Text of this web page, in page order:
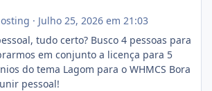
· Julho 25, 2026 em 21:03
tudo certo? Busco 4 pessoas para
em conjunto a licença para 5
do tema Lagom para o WHMCS Bora
pessoal!